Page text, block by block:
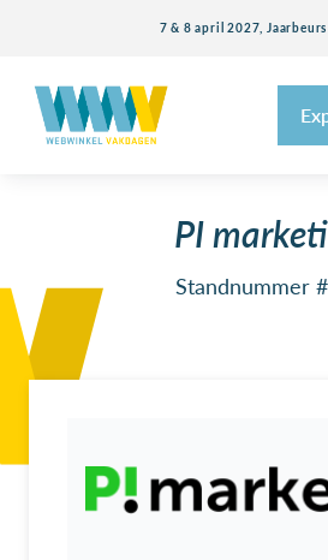
7 & 8 april 2027,
PI
Standnummer